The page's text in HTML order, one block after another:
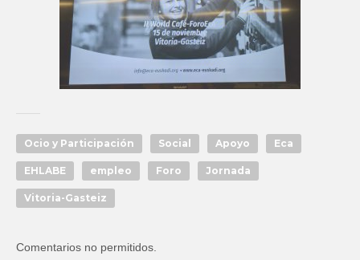
Ocio y Participación Social Apoyo Eca
EHLABE empleo Foro Jornada
Vitoria-Gasteiz
Comentarios no permitidos.